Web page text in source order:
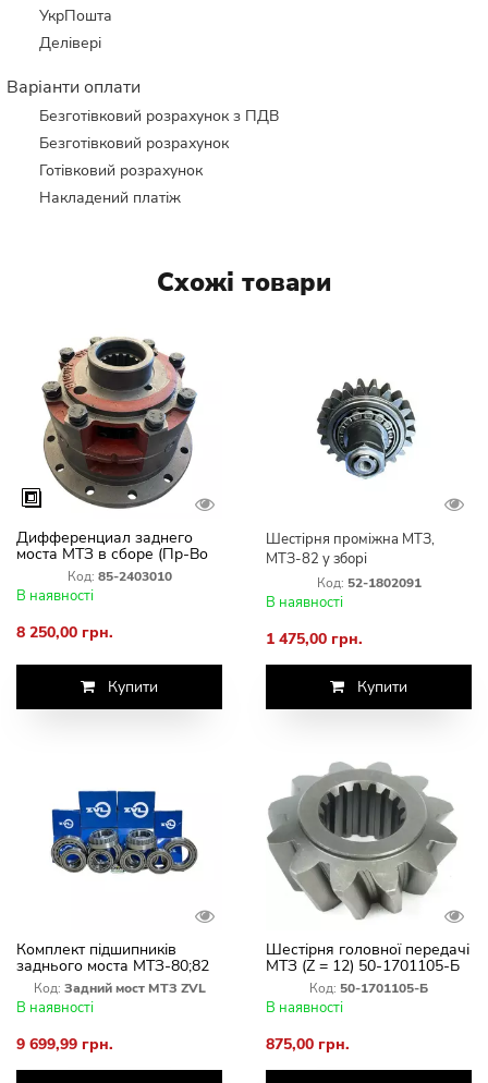
УкрПошта
Делівері
Варіанти оплати
Безготівковий розрахунок з ПДВ
Безготівковий розрахунок
Готівковий розрахунок
Накладений платіж
Схожі товари
Дифференциал заднего
моста МТЗ в сборе (Пр-Во
Польша)Код: 85-2403010
В наявності
8 250,00 грн.
Купити
Шестірня проміжна МТЗ,
МТЗ-82 у зборі
Код: 52-1802091
В наявності
1 475,00 грн.
Купити
Комплект підшипників
заднього моста МТЗ-80;82
Словаччина ZVL
Код: Задний мост МТЗ ZVL
В наявності
9 699,99 грн.
Шестірня головної передачі
МТЗ (Z = 12) 50-1701105-Б
Код: 50-1701105-Б
В наявності
875,00 грн.